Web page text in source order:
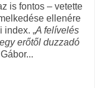
is fontos – vetette
ellenére
index. „A felívelés
erőtől duzzadó